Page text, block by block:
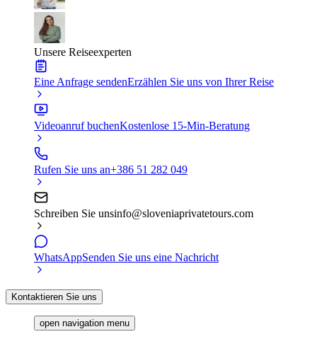
Unsere Reiseexperten
Eine Anfrage sendenErzählen Sie uns von Ihrer Reise
Videoanruf buchenKostenlose 15-Min-Beratung
Rufen Sie uns an+386 51 282 049
Schreiben Sie unsinfo@sloveniaprivatetours.com
WhatsAppSenden Sie uns eine Nachricht
Kontaktieren Sie uns
open navigation menu